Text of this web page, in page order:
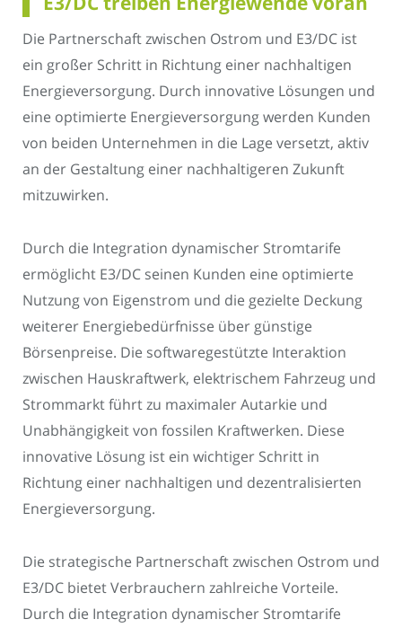
Die Partnerschaft zwischen Ostrom und E3/DC ist
ein großer Schritt in Richtung einer nachhaltigen
Energieversorgung. Durch innovative Lösungen und
eine optimierte Energieversorgung werden Kunden
von beiden Unternehmen in die Lage versetzt, aktiv
an der Gestaltung einer nachhaltigeren Zukunft
mitzuwirken.
Durch die Integration dynamischer Stromtarife
ermöglicht E3/DC seinen Kunden eine optimierte
Nutzung von Eigenstrom und die gezielte Deckung
weiterer Energiebedürfnisse über günstige
Börsenpreise. Die softwaregestützte Interaktion
zwischen Hauskraftwerk, elektrischem Fahrzeug und
Strommarkt führt zu maximaler Autarkie und
Unabhängigkeit von fossilen Kraftwerken. Diese
innovative Lösung ist ein wichtiger Schritt in
Richtung einer nachhaltigen und dezentralisierten
Energieversorgung.
Die strategische Partnerschaft zwischen Ostrom und
E3/DC bietet Verbrauchern zahlreiche Vorteile.
Durch die Integration dynamischer Stromtarife